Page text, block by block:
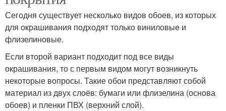
Сегодня существует несколько видов обоев, из которых
для окрашивания подходят только виниловые и
флизелиновые.
Если второй вариант подходит под все виды
окрашивания, то с первым видом могут возникнуть
некоторые вопросы. Такие обои представляют собой
материал из двух слоёв: бумаги или флизелина (основа
обоев) и пленки ПВХ (верхний слой).